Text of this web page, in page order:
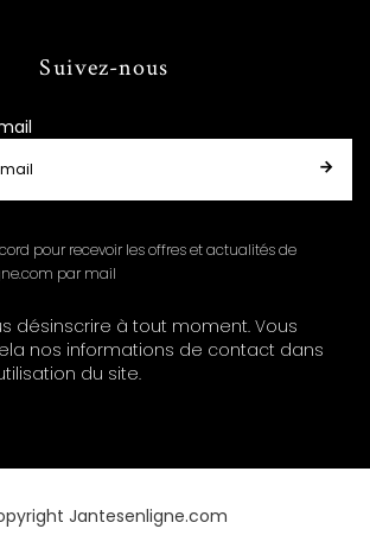
Suivez-nous
pour recevoir les offres et actualités de
par mail
désinscrire à tout moment. Vous
nos informations de contact dans
du site.
Jantesenligne.com